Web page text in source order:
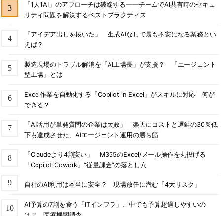
「1人1AI」のアプローチは破綻する――チームでAI共有時のセキュ
リティ問題を解決するベストプラクティス
「アイデア出しを抜いた」 生成AIなしで最も不安になる業務とい
えば？
製造現場のトラブル解消を「AI工場長」が支援？ 「エージェント
型工場」とは
Excel作業を自動化する「Copilot in Excel」がスキルに対応 何が
できる？
「AI活用が単発質問の企業は大敗」 楽天にコストと遅延の30％低
下も達成させた、AIエージェント運用の勝ち筋
「Claudeより4割安い」 M365のExcel/メール操作を丸投げる
「Copilot Cowork」“従量課金”の落とし穴
自社のAI利用は本当に安全？ 現場放任に潜む「4大リスク」
AI予算の7割を食う「ITインフラ」、中でも予算超過しやすいの